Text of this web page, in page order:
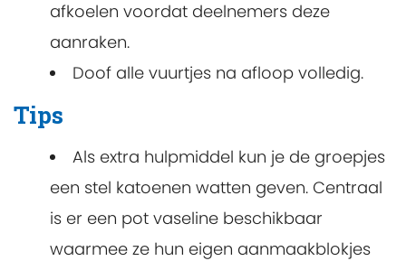
afkoelen voordat deelnemers deze
aanraken.
Doof alle vuurtjes na afloop volledig.
Tips
Als extra hulpmiddel kun je de groepjes
een stel katoenen watten geven. Centraal
is er een pot vaseline beschikbaar
waarmee ze hun eigen aanmaakblokjes